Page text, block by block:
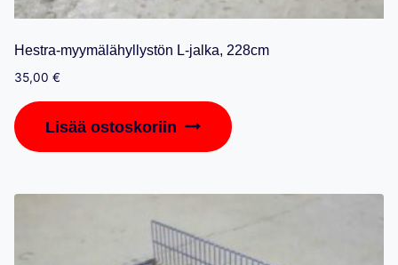
Hestra-myymälähyllystön L-jalka, 228cm
35,00 €
Lisää ostoskoriin